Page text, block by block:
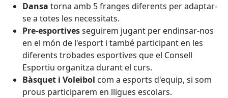
Dansa torna amb 5 franges diferents per adaptar-
se a totes les necessitats.
Pre-esportivesseguirem jugant per endinsar-nos
en el món de l'esport i també participant en les
diferents trobades esportives que el Consell
Esportiu organitza durant el curs.
Bàsquet i Voleibol com a esports d'equip, si som
prous participarem en lligues escolars.